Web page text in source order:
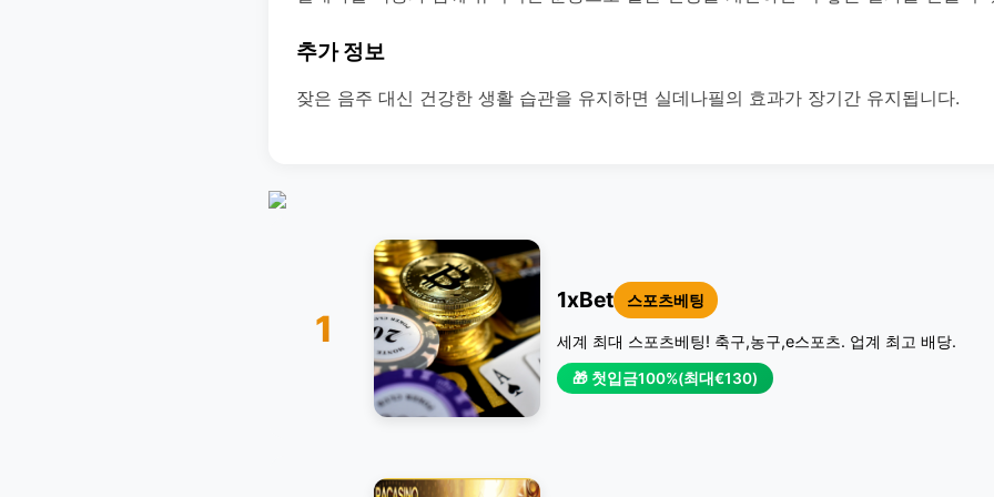
추가 정보
잦은 음주 대신 건강한 생활 습관을 유지하면 실데나필의 효과가 장기간 유지됩니다.
1
1xBet 스포츠베팅
세계 최대 스포츠베팅! 축구,농구,e스포츠. 업계 최고 배당.
🎁 첫입금100%(최대€130)